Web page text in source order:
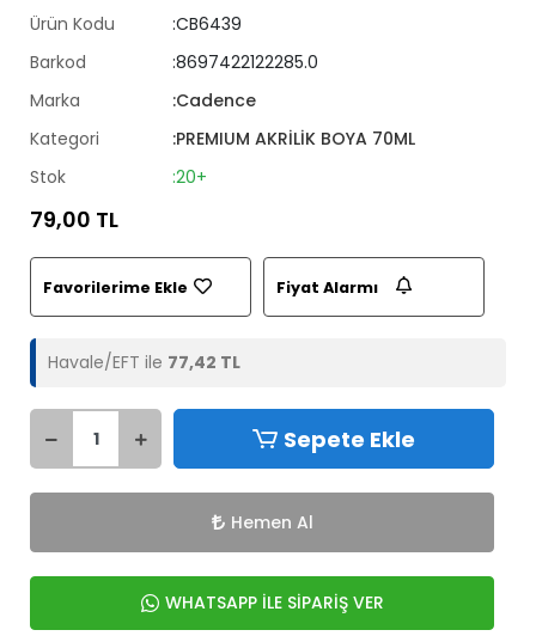
Ürün Kodu
:CB6439
Barkod
:8697422122285.0
Marka
:Cadence
Kategori
:PREMIUM AKRİLİK BOYA 70ML
Stok
:20+
79,00 TL
Favorilerime Ekle Fiyat Alarmı
Havale/EFT ile 77,42 TL
Sepete Ekle
Hemen Al
WHATSAPP İLE SİPARİŞ VER